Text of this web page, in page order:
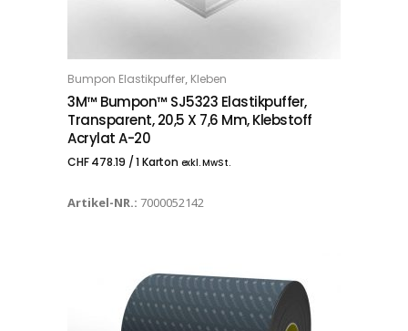
IN DEN WARENKORB
Bumpon Elastikpuffer, Kleben
3M™ Bumpon™ SJ5323 Elastikpuffer,
Transparent, 20,5 X 7,6 Mm, Klebstoff
Acrylat A-20
CHF478.19 / 1 Karton exkl. MwSt.
Artikel-NR.: 7000052142